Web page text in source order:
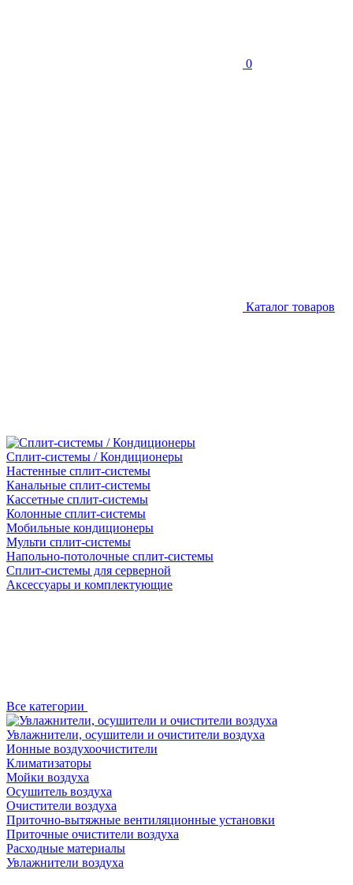
0
Каталог товаров
Сплит-системы / Кондиционеры
Настенные сплит-системы
Канальные сплит-системы
Кассетные сплит-системы
Колонные сплит-системы
Мобильные кондиционеры
Мульти сплит-системы
Напольно-потолочные сплит-системы
Сплит-системы для серверной
Аксессуары и комплектующие
Все категории
Увлажнители, осушители и очистители воздуха
Ионные воздухоочистители
Климатизаторы
Мойки воздуха
Осушитель воздуха
Очистители воздуха
Приточно-вытяжные вентиляционные установки
Приточные очистители воздуха
Расходные материалы
Увлажнители воздуха